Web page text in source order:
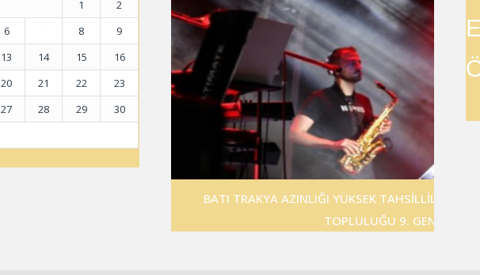
1
2
6 8
9
13 14 15
16
20 21 22
23
27 28 29
30
BATI TRAKYA AZINLIĞI YÜKSEK TAHSİLLİLER
TOPLULUĞU 9. GENÇLİK